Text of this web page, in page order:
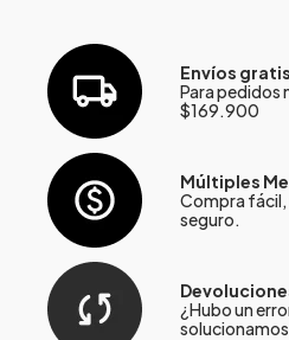
Envíos gratis
Para pedidos
$169.900
Múltiples
Compra
seguro.
¿Hubo un